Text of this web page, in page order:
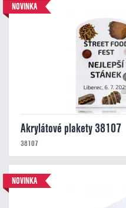
Akrylátové plakety 38107
38107
NOVINKA
NOVINKA